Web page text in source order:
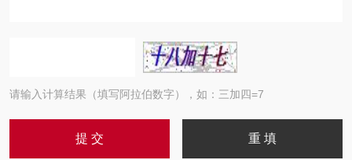
请输入计算结果（填写阿拉伯数字），如：三加四=7